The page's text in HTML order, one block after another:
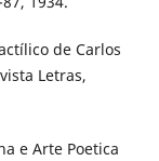
de Carlos
Letras,
e Arte Poetica